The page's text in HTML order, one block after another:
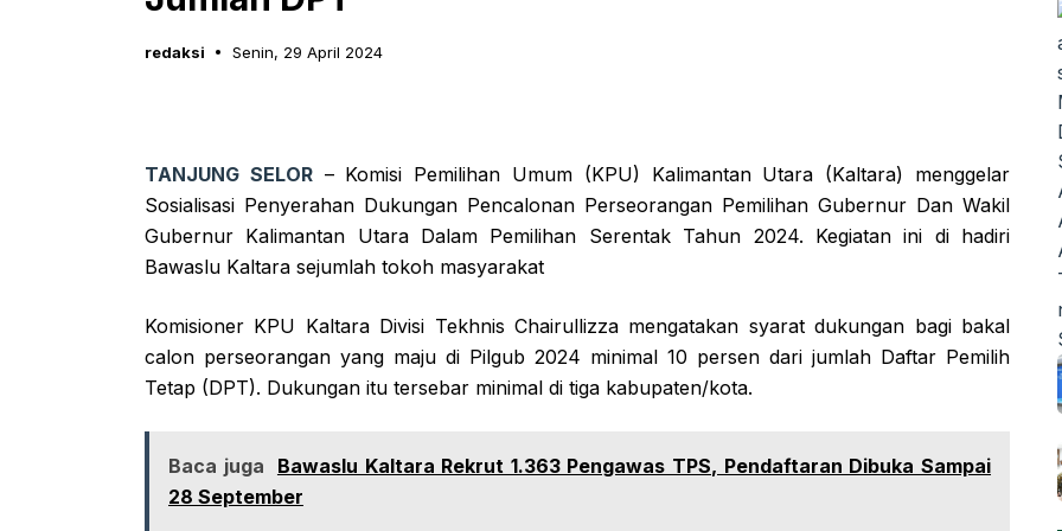
redaksi Senin, 29 April 2024
TANJUNG SELOR– Komisi Pemilihan Umum (KPU) Kalimantan Utara (Kaltara) menggelar
Sosialisasi Penyerahan Dukungan Pencalonan Perseorangan Pemilihan Gubernur Dan Wakil
Gubernur Kalimantan Utara Dalam Pemilihan Serentak Tahun 2024. Kegiatan ini di hadiri
Bawaslu Kaltara sejumlah tokoh masyarakat
Komisioner KPU Kaltara Divisi Tekhnis Chairullizza mengatakan syarat dukungan bagi bakal
calon perseorangan yang maju di Pilgub 2024 minimal 10 persen dari jumlah Daftar Pemilih
Tetap (DPT). Dukungan itu tersebar minimal di tiga kabupaten/kota.
Baca juga
Bawaslu Kaltara Rekrut 1.363 Pengawas TPS, Pendaftaran Dibuka Sampai
28 September